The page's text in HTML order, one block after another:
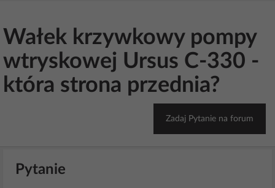
Wałek krzywkowy pompy
wtryskowej Ursus C-330 -
która strona przednia?
Zadaj Pytanie na forum
Pytanie